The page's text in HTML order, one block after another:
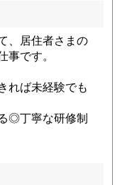
、居住者さまの
事です。
れば未経験でも
◎丁寧な研修制